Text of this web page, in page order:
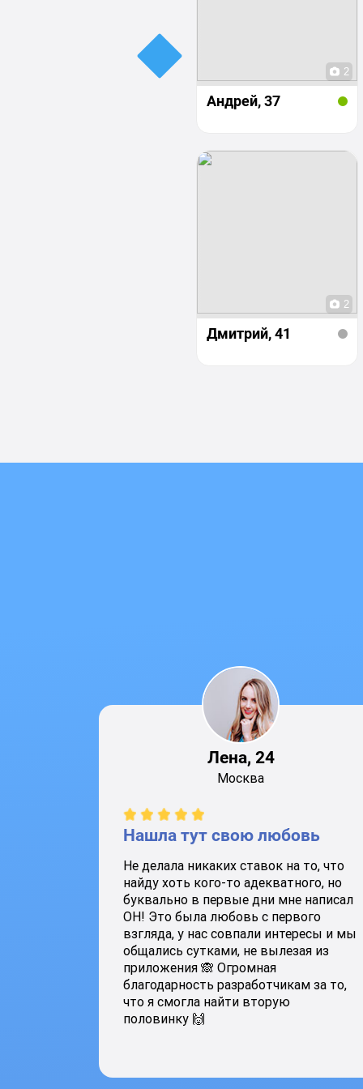
2
Андрей, 37
2
Дмитрий, 41
Лена, 24
Москва
Нашла тут свою любовь
Не делала никаких ставок на то, что
найду хоть кого-то адекватного, но
буквально в первые дни мне написал
ОН! Это была любовь с первого
взгляда, у нас совпали интересы и мы
общались сутками, не вылезая из
приложения 🙈 Огромная
благодарность разработчикам за то,
что я смогла найти вторую
половинку 🙌